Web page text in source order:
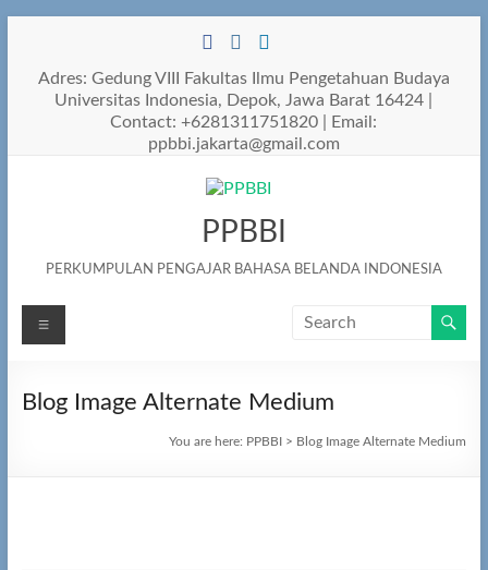
contentAdres: Gedung VIII Fakultas Ilmu Pengetahuan Budaya
Universitas Indonesia, Depok, Jawa Barat 16424 |
Contact: +6281311751820 | Email:
ppbbi.jakarta@gmail.com
PPBBI
PERKUMPULAN PENGAJAR BAHASA BELANDA INDONESIA
Menu
Blog Image Alternate Medium
You are here: PPBBI > Blog Image Alternate Medium